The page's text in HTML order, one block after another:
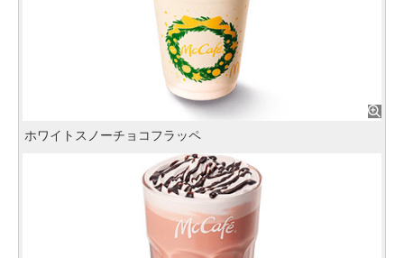
ホワイトスノーチョコフラッペ